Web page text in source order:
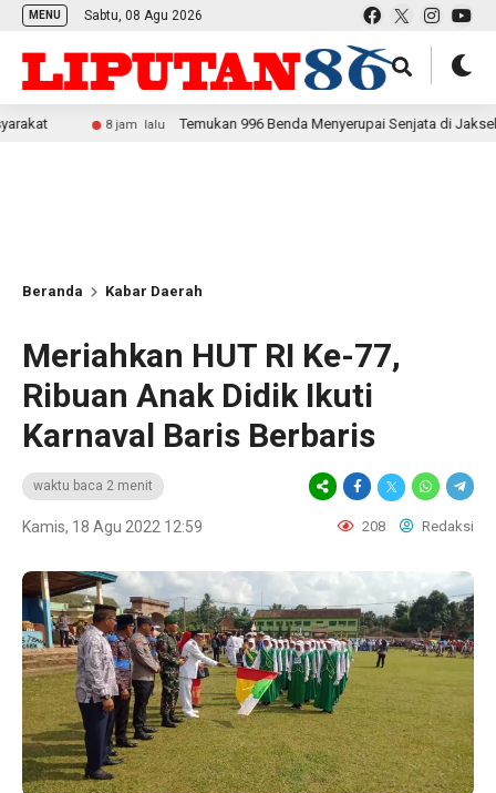
MENU Sabtu, 08 Agu 2026
8 jam lalu Temukan 996 Benda Menyerupai Senjata di Jaksel, Polda
Beranda Kabar Daerah
Meriahkan HUT RI Ke-77,
Ribuan Anak Didik Ikuti
Karnaval Baris Berbaris
waktu baca 2 menit
Kamis, 18 Agu 2022 12:59 208 Redaksi